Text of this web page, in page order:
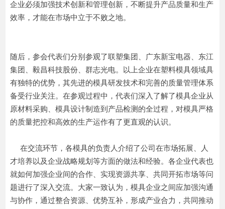
企业必须加强技术创新和管理创新，不断提升产品质量和生产
效率，才能在市场中立于不败之地。
随后，参会代表们分别参观了联塑集团、广东新宝电器、东江
集团、毅昌科技股份、群志光电。以上企业在塑料模具领域具
有独特的优势，其先进的模具研发技术和完善的质量管理体系
备受行业关注。在参观过程中，代表们深入了解了模具企业从
原材料采购、模具设计制造到产品检测的全过程，对模具严格
的质量把控和高效的生产运作有了更直观的认识。
在交流环节，各模具的负责人介绍了公司在市场拓展、人
才培养以及企业战略规划等方面的做法和经验。各企业代表也
就如何加强企业间的合作、实现资源共享、共同开拓市场等问
题进行了深入交流。大家一致认为，模具企业之间应加强沟通
与协作，通过整合资源、优势互补，形成产业合力，共同推动